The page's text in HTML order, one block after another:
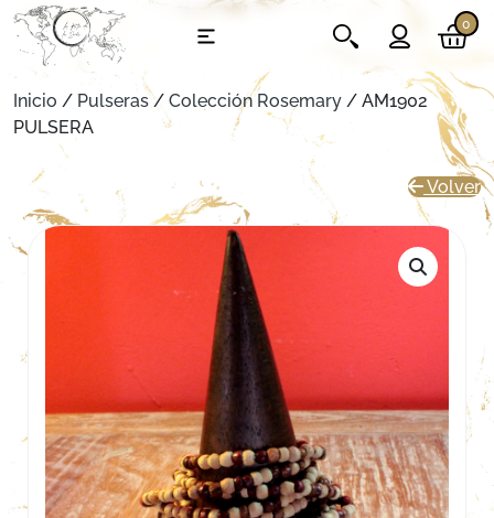
0
Inicio / Pulseras/ Colección Rosemary / AM1902
PULSERA
Volver